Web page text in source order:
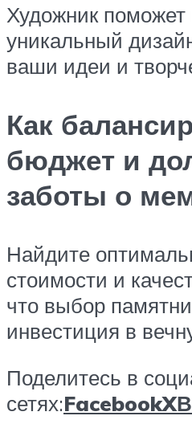
Художник поможет
уникальный
ваши идеи и
Как
бюджет и
заботы о
Найдите
стоимости и
что выбор
инвестиция в
Поделитесь в
сетях:FacebookX